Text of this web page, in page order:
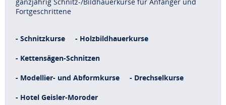
Fortgeschrittene
- Schnitzkurse - Holzbildhauerkurse
- Kettensägen-Schnitzen
- Modellier- und Abformkurse - Drechselkurse
- Hotel Geisler-Moroder